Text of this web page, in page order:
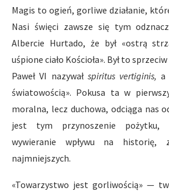
Magis to ogień, gorliwe działanie,
Nasi święci zawsze się tym
Albercie Hurtado, że był «ostrą
uśpione ciało Kościoła». Był to
Paweł VI nazywał spiritus vertiginis, a
światowością». Pokusa ta w
moralna, lecz duchowa, odciąga nas
jest tym przynoszenie pożytku,
wywieranie wpływu na historię,
najmniejszych.
«Towarzystwo jest gorliwością» —